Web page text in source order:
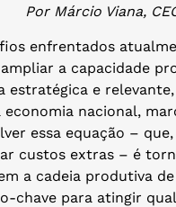
Por Márcio Viana,
enfrentados
a capacidade
estratégica e
nacional,
essa equação –
custos extras – é
a cadeia produtiva
chave para atingir